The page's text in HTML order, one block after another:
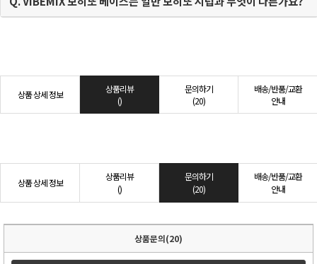
상품 상세 정보
상품리뷰
()
문의하기
(20)
배송/반품/교환
안내
상품 상세 정보
상품리뷰
()
문의하기
(20)
배송/반품/교환
안내
상품문의(20)